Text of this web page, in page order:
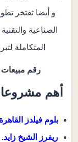
و أيضا تفتخر
الصناعية
المتكاملة
رقم
أهم
بلوم فيلدز
ريفرز الشيخ زايد.